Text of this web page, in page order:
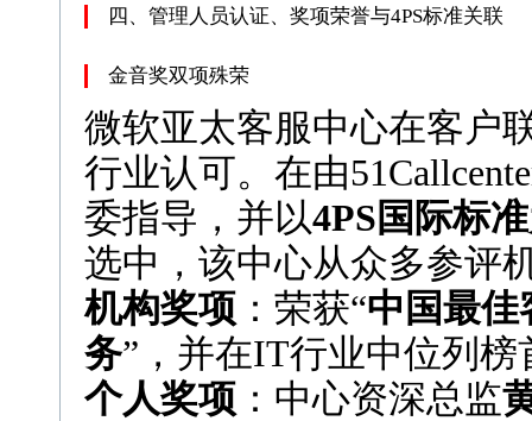
四、管理人员认证、奖项荣誉与4PS标准关联
金音奖双项殊荣
微软亚太客服中心在客户
行业认可。在由
委指导，并以4PS国际标
选中，该中心从众多参评
机构奖项 ：荣获“中国最
务”，并在IT行业中位列榜
个人奖项 ：中心资深总监